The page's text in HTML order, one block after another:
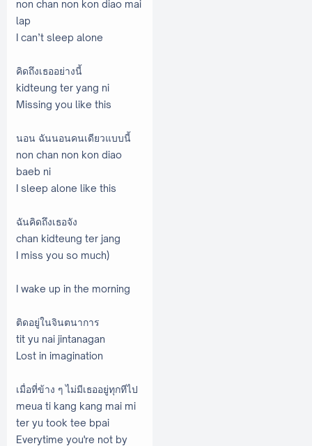
non chan non kon diao mai
lap
I can’t sleep alone
คิดถึงเธออย่างนี้
kidteung ter yang ni
Missing you like this
นอน ฉันนอนคนเดียวแบบนี้
non chan non kon diao
baeb ni
I sleep alone like this
ฉันคิดถึงเธอจัง
chan kidteung ter jang
I miss you so much)
I wake up in the morning
ติดอยู่ในจินตนาการ
tit yu nai jintanagan
Lost in imagination
เมื่อที่ข้าง ๆ ไม่มีเธออยู่ทุกทีไป
meua ti kang kang mai mi
ter yu took tee bpai
Everytime you're not by